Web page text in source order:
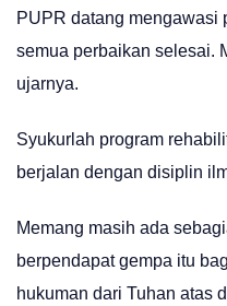
PUPR datang mengawasi
semua perbaikan selesai.
ujarnya.
Syukurlah program
berjalan dengan disiplin
Memang masih ada
berpendapat gempa itu
hukuman dari Tuhan atas